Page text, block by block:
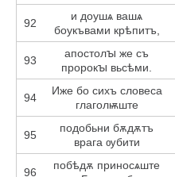
92
и доушѧ вашѧ
боукъвами крѣпитъ,
93
апостолꙑ же съ
пророкꙑ вьсѣми.
94
Иже бо сихъ словеса
глаголѭште
95
подобьни бѫдѫтъ
врага ѹбити
96
побѣдѫ приносѧште